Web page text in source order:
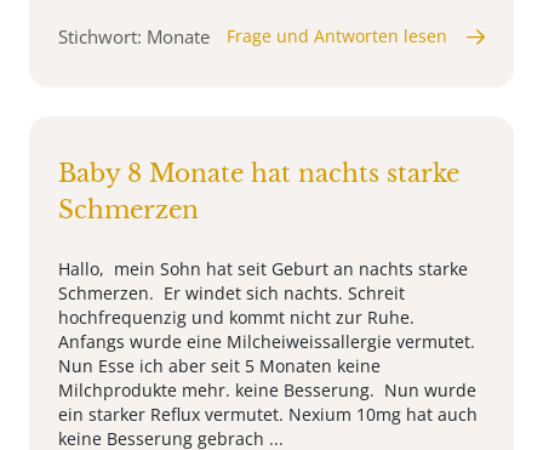
Stichwort: Monate Frage und Antworten lesen
Baby 8 Monate hat nachts starke
Schmerzen
Hallo, mein Sohn hat seit Geburt an nachts starke
Schmerzen. Er windet sich nachts. Schreit
hochfrequenzig und kommt nicht zur Ruhe.
Anfangs wurde eine Milcheiweissallergie vermutet.
Nun Esse ich aber seit 5 Monaten keine
Milchprodukte mehr. keine Besserung. Nun wurde
ein starker Reflux vermutet. Nexium 10mg hat auch
keine Besserung gebrach ...